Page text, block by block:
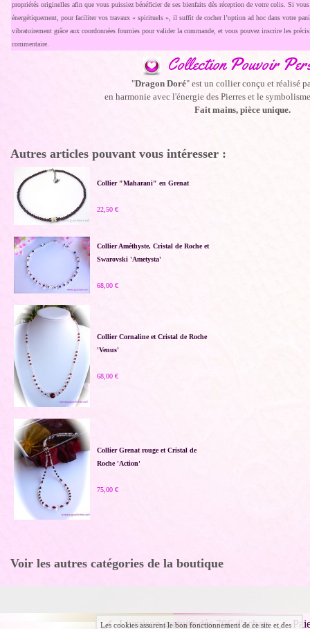
propriétés originelles afin que vous puissiez bénéficier de ses bienfaits dès réception de votre colis. Si
énergétiquement, pour faciliter vos travaux « spirituels », il suffit de cocher l’option ad hoc dans votre
vibratoirement grâce aux coordonnées fournies pour valider la commande, et vous pouvez inscrire les
commentaire.
Collection Pouvoir
"Dragon Doré" est un collier conçu et réalisé
en harmonie avec l'énergie des Pierres et le
Fait mains, pièce unique.
Autres articles pouvant vous intéresser :
Collier "Maharani" en Grenat
22,50 €
Collier Améthyste, Cristal de Roche et
Swarovski 'Ametysta'
68,00 €
Collier Cornaline et Cristal de Roche
'Venus'
68,00 €
Collier Grenat rouge et Cristal de
Roche 'Action'
75,00 €
Voir les autres catégories de la boutique
Livraison gratuite dès 70€ d'achats
Les cookies assurent le bon fonctionnement de ce site et des